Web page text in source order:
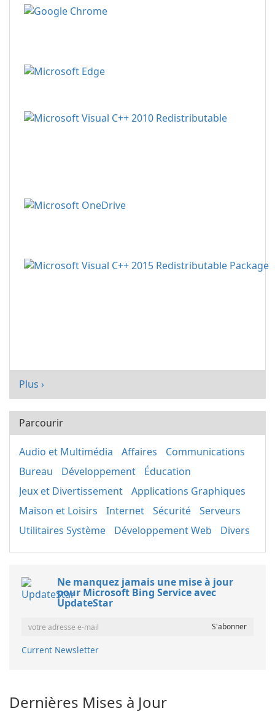
Plus ›
Parcourir
Audio et Multimédia Affaires
Communications
Bureau
Développement
Éducation
Jeux et Divertissement
Applications Graphiques
Maison et Loisirs
Internet Sécurité
Serveurs
Utilitaires Système
Développement Web Divers
Ne manquez jamais une mise à jour
pour Microsoft Bing Service avec
UpdateStar
Current Newsletter
Dernières Mises à Jour